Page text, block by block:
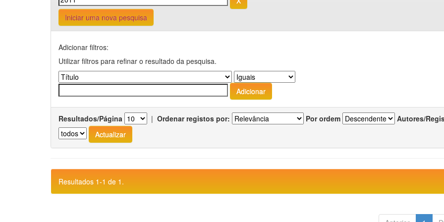
Iniciar uma nova pesquisa
Adicionar filtros:
Utilizar filtros para refinar o resultado da pesquisa.
Resultados/Página | Ordenar registos por: Por ordem Autores/
Resultados 1-1 de 1.